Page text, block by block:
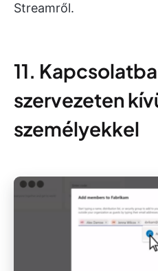
Streamről.
11.
szervezeten
személyekkel